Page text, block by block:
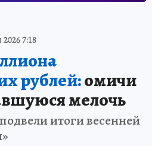
7:18
рублей:омичи
мелочь
итоги весенней